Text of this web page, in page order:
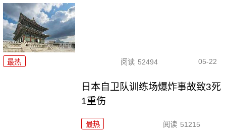
最热 阅读 52494 05-22
日本自卫队训练场爆炸事故致3死
1重伤
最热 阅读 51215